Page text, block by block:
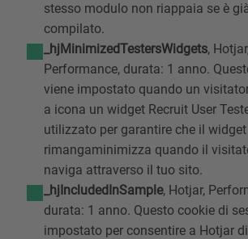
stesso modulo non riappaia se è
compilato.
_hjMinimizedTestersWidgets,
Performance, durata: 1 anno.
viene impostato quando un
a icona un widget Recruit User
utilizzato per garantire che il widget
rimangaminimizza quando il
naviga attraverso il tuo sito.
_hjIncludedInSample, Hotjar,
durata: 1 anno. Questo cookie di
impostato per consentire a Hotjar